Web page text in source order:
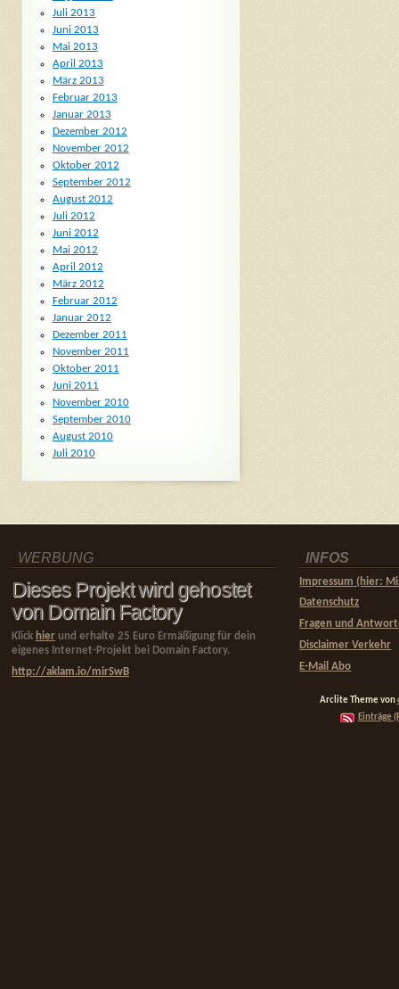
Juli 2013
Juni 2013
Mai 2013
April 2013
März 2013
Februar 2013
Januar 2013
Dezember 2012
November 2012
Oktober 2012
September 2012
August 2012
Juli 2012
Juni 2012
Mai 2012
April 2012
März 2012
Februar 2012
Januar 2012
Dezember 2011
November 2011
Oktober 2011
Juni 2011
November 2010
September 2010
August 2010
Juli 2010
WERBUNG
Dieses Projekt wird gehostet
von Domain Factory
Klick hier und erhalte 25 Euro Ermäßigung für dein
eigenes Internet-Projekt bei Domain Factory.
http://aklam.io/mirSwB
INFOS
Impressum (hier:
Datenschutz
Fragen und
Disclaimer Verkehr
E-Mail Abo
Arclite Theme von
Einträge